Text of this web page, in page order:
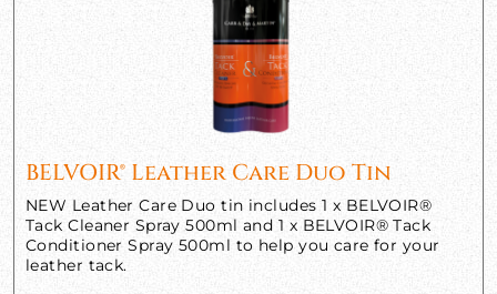
BELVOIR® Leather Care Duo Tin
NEW Leather Care Duo tin includes 1 x BELVOIR®
Tack Cleaner Spray 500ml and 1 x BELVOIR® Tack
Conditioner Spray 500ml to help you care for your
leather tack.